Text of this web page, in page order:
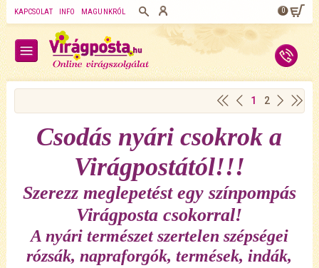
KAPCSOLAT INFO MAGUNKRÓL 0
1 2
Csodás nyári csokrok a
Virágpostától!!!
Szerezz meglepetést egy színpompás
Virágposta csokorral!
A nyári természet szertelen szépségei
rózsák, napraforgók, termések, indák,